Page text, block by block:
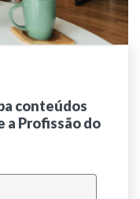
conteúdos
a Profissão do